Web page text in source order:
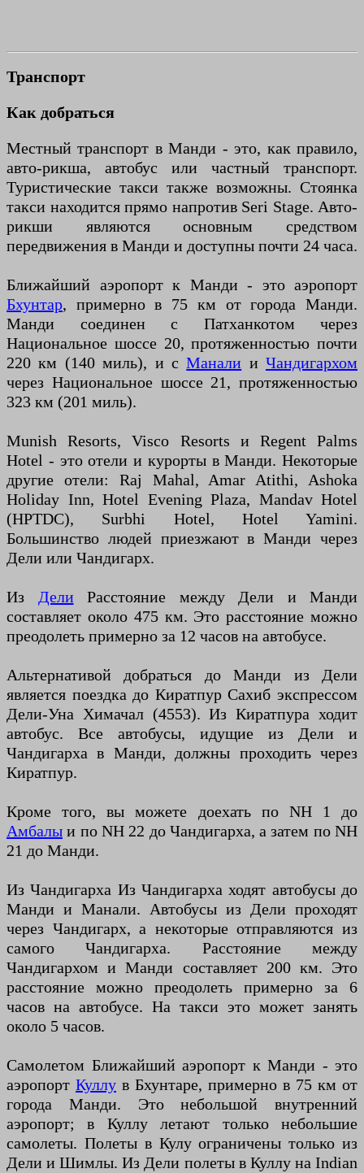
Транспорт
Как добраться
Местный транспорт в Манди - это, как правило,
авто-рикша, автобус или частный транспорт.
Туристические такси также возможны. Стоянка
такси находится прямо напротив Seri Stage. Авто-
рикши являются основным средством
передвижения в Манди и доступны почти 24 часа.
Ближайший аэропорт к Манди - это аэропорт
Бхунтар, примерно в 75 км от города Манди.
Манди соединен с Патханкотом через
Национальное шоссе 20, протяженностью почти
220 км (140 миль), и сМанали и Чандигархом
через Национальное шоссе 21, протяженностью
323 км (201 миль).
Munish Resorts, Visco Resorts и Regent Palms
Hotel - это отели и курорты в Манди. Некоторые
другие отели: Raj Mahal, Amar Atithi, Ashoka
Holiday Inn, Hotel Evening Plaza, Mandav Hotel
(HPTDC), Surbhi Hotel, Hotel Yamini.
Большинство людей приезжают в Манди через
Дели или Чандигарх.
Из Дели Расстояние между Дели и Манди
составляет около 475 км. Это расстояние можно
преодолеть примерно за 12 часов на автобусе.
Альтернативой добраться до Манди из Дели
является поездка до Киратпур Сахиб экспрессом
Дели-Уна Химачал (4553). Из Киратпура ходит
автобус. Все автобусы, идущие из Дели и
Чандигарха в Манди, должны проходить через
Киратпур.
Кроме того, вы можете доехать по NH 1 до
Амбалы и по NH 22 до Чандигарха, а затем по NH
21 до Манди.
Из Чандигарха Из Чандигарха ходят автобусы до
Манди и Манали. Автобусы из Дели проходят
через Чандигарх, а некоторые отправляются из
самого Чандигарха. Расстояние между
Чандигархом и Манди составляет 200 км. Это
расстояние можно преодолеть примерно за 6
часов на автобусе. На такси это может занять
около 5 часов.
Самолетом Ближайший аэропорт к Манди - это
аэропорт Куллу в Бхунтаре, примерно в 75 км от
города Манди. Это небольшой внутренний
аэропорт; в Куллу летают только небольшие
самолеты. Полеты в Кулу ограничены только из
Дели и Шимлы. Из Дели полеты в Куллу на Indian